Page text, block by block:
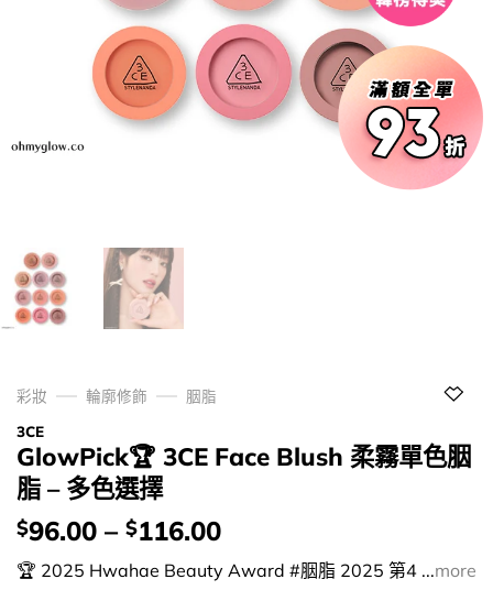
彩妝 輪廓修飾
胭脂
3CE
GlowPick🏆 3CE Face Blush 柔霧單色胭
脂 – 多色選擇
價
錢：
$96.00 – $116.00
🏆 2025 Hwahae Beauty Award #胭脂 2025 第4 ...more